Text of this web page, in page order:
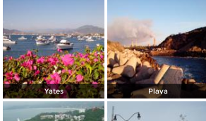
Yates Playa